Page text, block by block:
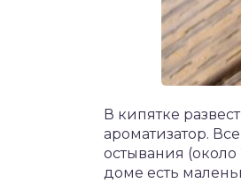
В кипятке
ароматизатор.
остывания
доме есть